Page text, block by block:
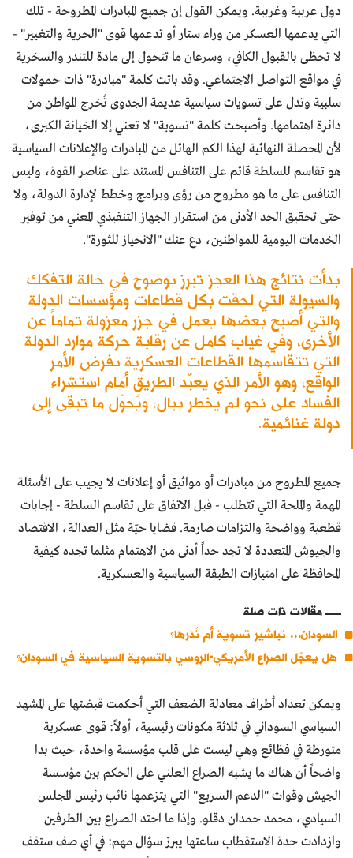
دول عربية وغربية. ويمكن القول إن جميع المبادرات المطروحة - تلك
التي يدعمها العسكر من وراء ستار أو تدعمها قوى "الحرية والتغيير" -
لا تحظى بالقبول الكافي، وسرعان ما تتحول إلى مادة للتندر والسخرية
في مواقع التواصل الاجتماعي. وقد باتت كلمة "مبادرة" ذات حمولات
سلبية وتدل على تسويات سياسية عديمة الجدوى تُخرج المواطن من
دائرة اهتمامها. وأصبحت كلمة "تسوية" لا تعني إلا الخيانة الكبرى،
لأن المحصلة النهائية لهذا الكم الهائل من المبادرات والإعلانات السياسية
هو تقاسم للسلطة قائم على التنافس المستند على عناصر القوة، وليس
التنافس على ما هو مطروح من رؤى وبرامج وخطط لإدارة الدولة، ولا
حتى تحقيق الحد الأدنى من استقرار الجهاز التنفيذي المعني من توفير
الخدمات اليومية للمواطنين، دع عنك "الانحياز للثورة".
بدأت نتائج هذا العجز تبرز بوضوح في حالة التفكك
والسيولة التي لحقت بكل قطاعات ومؤسسات الدولة
والتي أصبح بعضها يعمل في جزر معزولة تماماً عن
الأخرى، وفي غياب كامل عن رقابة حركة موارد الدولة
التي تتقاسمها القطاعات العسكرية بفرض الأمر
الواقع، وهو الأمر الذي يعبّد الطريق أمام استشراء
الفساد على نحو لم يخطر ببال، ويُحوّل ما تبقى إلى
دولة غنائمية.
جميع المطروح من مبادرات أو مواثيق أو إعلانات لا يجيب على الأسئلة
المهمة والملحة التي تتطلب - قبل الاتفاق على تقاسم السلطة - إجابات
قطعية وواضحة والتزامات صارمة. قضايا حيّة مثل العدالة، الاقتصاد
والجيوش المتعددة لا تجد حداً أدنى من الاهتمام مثلما تجده كيفية
المحافظة على امتيازات الطبقة السياسية والعسكرية.
مقالات ذات صلة
السودان… تباشير تسوية أم نُذرها؟
هل يعجّل الصراع الأمريكي-الروسي بالتسوية السياسية في السودان؟
ويمكن تعداد أطراف معادلة الضعف التي أحكمت قبضتها على المشهد
السياسي السوداني في ثلاثة مكونات رئيسية، أولاً: قوى عسكرية
متورطة في فظائع وهي ليست على قلب مؤسسة واحدة، حيث بدا
واضحاً أن هناك ما يشبه الصراع العلني على الحكم بين مؤسسة
الجيش وقوات "الدعم السريع" التي يتزعمها نائب رئيس المجلس
السيادي، محمد حمدان دقلو. وإذا ما احتد الصراع بين الطرفين
وازدادت حدة الاستقطاب ساعتها يبرز سؤال مهم: في أي صف ستقف